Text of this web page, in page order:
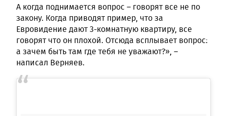
А когда поднимается вопрос – говорят все не по
закону. Когда приводят пример, что за
Евровидение дают 3-комнатную квартиру, все
говорят что он плохой. Отсюда всплывает вопрос:
а зачем быть там где тебя не уважают?», –
написал Верняев.